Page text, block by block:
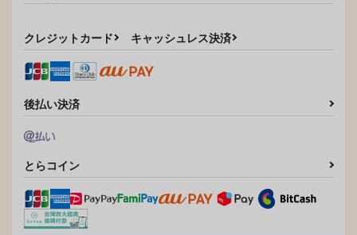
クレジットカード キャッシュレス決済
後払い決済
とらコイン